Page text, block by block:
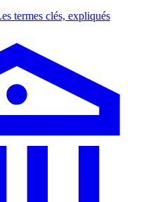
termes clés, expliqués